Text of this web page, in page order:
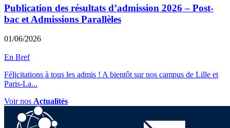
Publication des résultats d’admission 2026 – Post-
bac et Admissions Parallèles
01/06/2026
En Bref
Félicitations à tous les admis ! A bientôt sur nos campus de Lille et
Paris-La...
Voir nos Actualités